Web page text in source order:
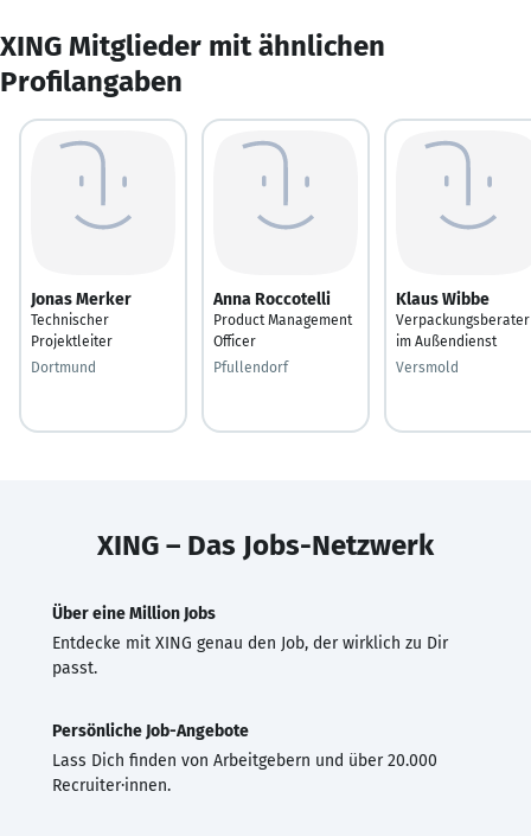
XING Mitglieder mit ähnlichen
Profilangaben
Jonas Merker
Technischer
Projektleiter
Dortmund
Anna Roccotelli
Product Management
Officer
Pfullendorf
Klaus Wibbe
Verpackungsberater
im Außendienst
Versmold
XING – Das Jobs-Netzwerk
Über eine Million Jobs
Entdecke mit XING genau den Job, der wirklich zu Dir
passt.
Persönliche Job-Angebote
Lass Dich finden von Arbeitgebern und über 20.000
Recruiter·innen.